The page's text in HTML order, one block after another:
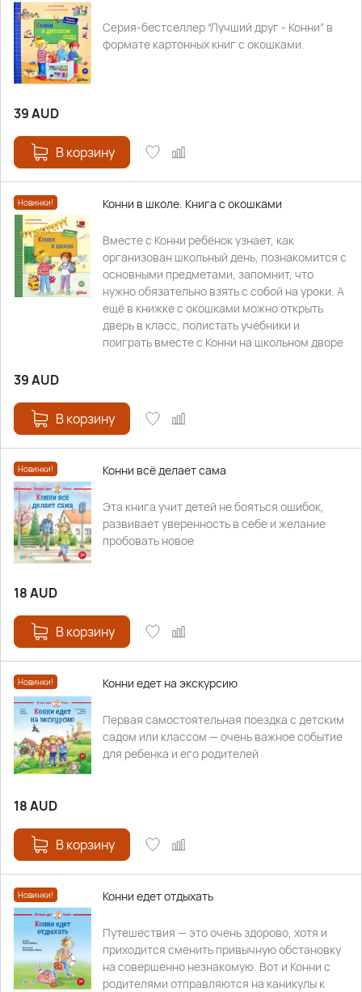
Серия-бестселлер “Лучший друг - Конни” в
формате картонных книг с окошками.
39AUD
В корзину
Новинки! Конни в школе. Книга с окошками
Вместе с Конни ребёнок узнает, как
организован школьный день, познакомится с
основными предметами, запомнит, что
нужно обязательно взять с собой на уроки. А
ещё в книжке с окошками можно открыть
дверь в класс, полистать учебники и
поиграть вместе с Конни на школьном дворе
39AUD
В корзину
Новинки! Конни всё делает сама
Эта книга учит детей не бояться ошибок,
развивает уверенность в себе и желание
пробовать новое
18AUD
В корзину
Новинки! Конни едет на экскурсию
Первая самостоятельная поездка с детским
садом или классом — очень важное событие
для ребенка и его родителей
18AUD
В корзину
Новинки! Конни едет отдыхать
Путешествия — это очень здорово, хотя и
приходится сменить привычную обстановку
на совершенно незнакомую. Вот и Конни с
родителями отправляются на каникулы к